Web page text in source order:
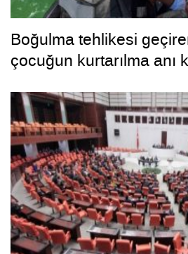
Boğulma tehlikesi
çocuğun kurtarılma anı